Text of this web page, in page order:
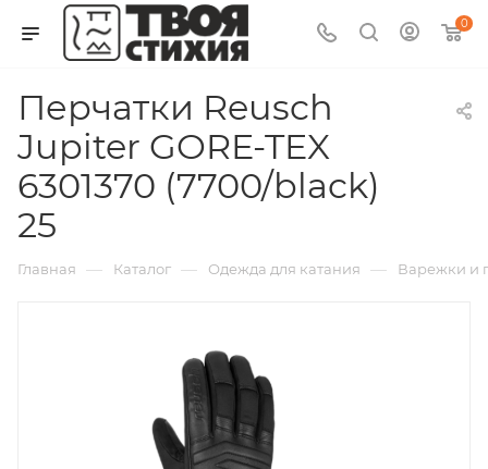
0
Перчатки Reusch
Jupiter GORE-TEX
6301370 (7700/black)
25
Главная — Каталог — Одежда для катания — Варежки и